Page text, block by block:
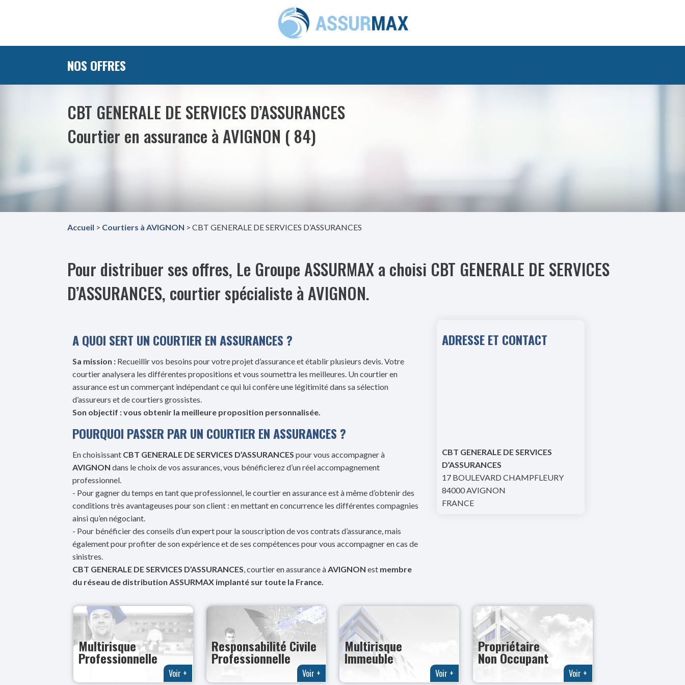
NOS OFFRES
CBT GENERALE DE SERVICES D’ASSURANCES
Courtier en assurance à AVIGNON ( 84)
Accueil > Courtiers à AVIGNON > CBT GENERALE DE SERVICES D’ASSURANCES
Pour distribuer ses offres, Le Groupe ASSURMAX a choisi CBT GENERALE DE SERVICES
D’ASSURANCES, courtier spécialiste à AVIGNON.
A QUOI SERT UN COURTIER EN ASSURANCES ?
Sa mission : Recueillir vos besoins pour votre projet d’assurance et établir plusieurs devis. Votre
courtier analysera les différentes propositions et vous soumettra les meilleures. Un courtier en
assurance est un commerçant indépendant ce qui lui confère une légitimité dans sa sélection
d’assureurs et de courtiers grossistes.
Son objectif : vous obtenir la meilleure proposition personnalisée.
POURQUOI PASSER PAR UN COURTIER EN ASSURANCES ?
En choisissant CBT GENERALE DE SERVICES D’ASSURANCES pour vous accompagner à
AVIGNON dans le choix de vos assurances, vous bénéficierez d’un réel accompagnement
professionnel.
- Pour gagner du temps en tant que professionnel, le courtier en assurance est à même d’obtenir des
conditions très avantageuses pour son client : en mettant en concurrence les différentes compagnies
ainsi qu’en négociant.
- Pour bénéficier des conseils d’un expert pour la souscription de vos contrats d’assurance, mais
également pour profiter de son expérience et de ses compétences pour vous accompagner en cas de
sinistres.
CBT GENERALE DE SERVICES D’ASSURANCES, courtier en assurance àAVIGNON est membre
du réseau de distribution ASSURMAX implanté sur toute la France.
ADRESSE ET CONTACT
CBT GENERALE DE SERVICES
D’ASSURANCES
17 BOULEVARD CHAMPFLEURY
84000 AVIGNON
FRANCE
Multirisque
Professionnelle
Voir +
Responsabilité Civile
Professionnelle
Voir +
Multirisque
Immeuble
Voir +
Propriétaire
Non Occupant
Voir +